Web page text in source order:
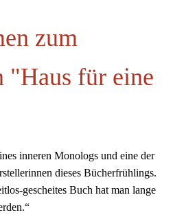
zum
"Haus für eine
inneren Monologs und eine der
dieses Bücherfrühlings.
gescheites Buch hat man lange